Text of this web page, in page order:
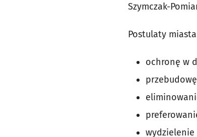
Szymczak-
Postulaty
ochronę w